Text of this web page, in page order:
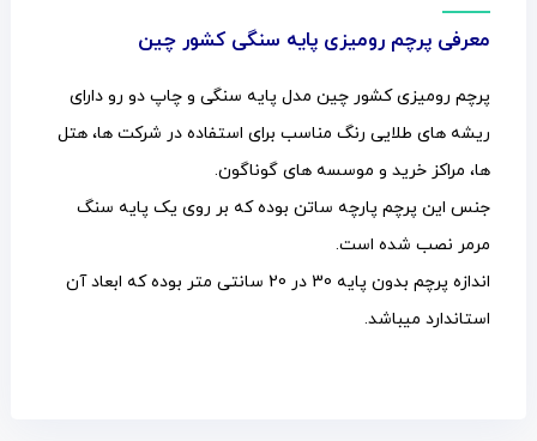
معرفی پرچم رومیزی پایه سنگی کشور چین
پرچم رومیزی کشور چین مدل پایه سنگی و چاپ دو رو دارای
ریشه های طلایی رنگ مناسب برای استفاده در شرکت ها، هتل
ها، مراکز خرید و موسسه های گوناگون.
جنس این پرچم پارچه ساتن بوده که بر روی یک پایه سنگ
مرمر نصب شده است.
اندازه پرچم بدون پایه 30 در 20 سانتی متر بوده که ابعاد آن
استاندارد میباشد.